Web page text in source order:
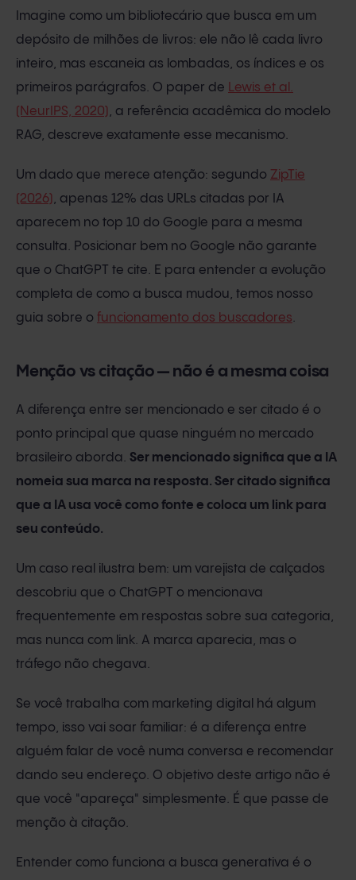
Imagine como um bibliotecário que busca em um
depósito de milhões de livros: ele não lê cada livro
inteiro, mas escaneia as lombadas, os índices e os
primeiros parágrafos. O paper de Lewis et al.
(NeurIPS, 2020) , a referência acadêmica do modelo
RAG, descreve exatamente esse mecanismo.
Um dado que merece atenção: segundo ZipTie
(2026) , apenas 12% das URLs citadas por IA
aparecem no top 10 do Google para a mesma
consulta. Posicionar bem no Google não garante
que o ChatGPT te cite. E para entender a evolução
completa de como a busca mudou, temos nosso
guia sobre o funcionamento dos buscadores.
Menção vs citação — não é a mesma coisa
A diferença entre ser mencionado e ser citado é o
ponto principal que quase ninguém no mercado
brasileiro aborda. Ser mencionado significa que a IA
nomeia sua marca na resposta. Ser citado significa
que a IA usa você como fonte e coloca um link para
seu conteúdo.
Um caso real ilustra bem: um varejista de calçados
descobriu que o ChatGPT o mencionava
frequentemente em respostas sobre sua categoria,
mas nunca com link. A marca aparecia, mas o
tráfego não chegava.
Se você trabalha com marketing digital há algum
tempo, isso vai soar familiar: é a diferença entre
alguém falar de você numa conversa e recomendar
dando seu endereço. O objetivo deste artigo não é
que você "apareça" simplesmente. É que passe de
menção à citação.
Entender como funciona a busca generativa é o